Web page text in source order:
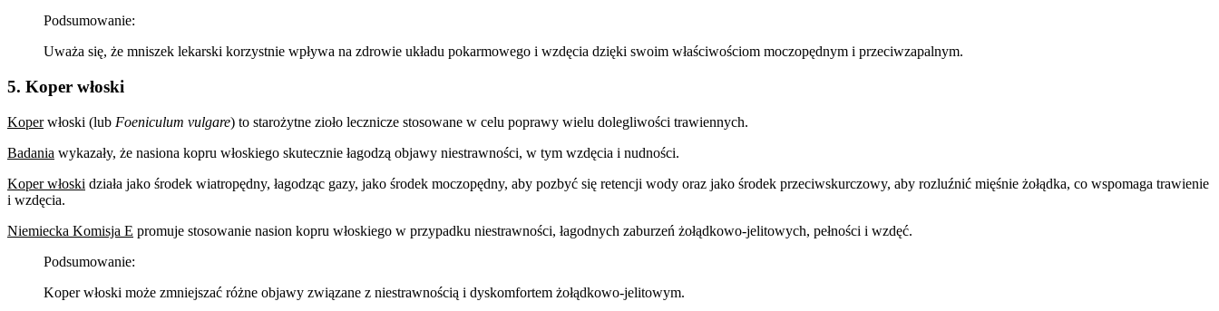
Podsumowanie:
Uważa się, że mniszek lekarski korzystnie wpływa na zdrowie układu pokarmowego i wzdęcia dzięki swoim właściwościom moczopędnym i przeciwzapalnym.
5. Koper włoski
Koperwłoski (lub Foeniculum vulgare) to starożytne zioło lecznicze stosowane w celu poprawy wielu dolegliwości trawiennych.
Badania wykazały, że nasiona kopru włoskiego skutecznie łagodzą objawy niestrawności, w tym wzdęcia i nudności.
Koper włoski działa jako środek wiatropędny, łagodząc gazy, jako środek moczopędny, aby pozbyć się retencji wody oraz jako środek przeciwskurczowy, aby rozluźnić mięśnie żołądka, co wspomaga trawienie
i wzdęcia.
Niemiecka Komisja E promuje stosowanie nasion kopru włoskiego w przypadku niestrawności, łagodnych zaburzeń żołądkowo-jelitowych, pełności i wzdęć.
Podsumowanie:
Koper włoski może zmniejszać różne objawy związane z niestrawnością i dyskomfortem żołądkowo-jelitowym.